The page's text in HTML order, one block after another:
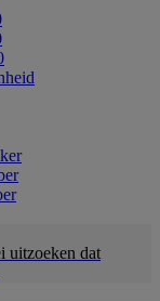
uitzoeken dat